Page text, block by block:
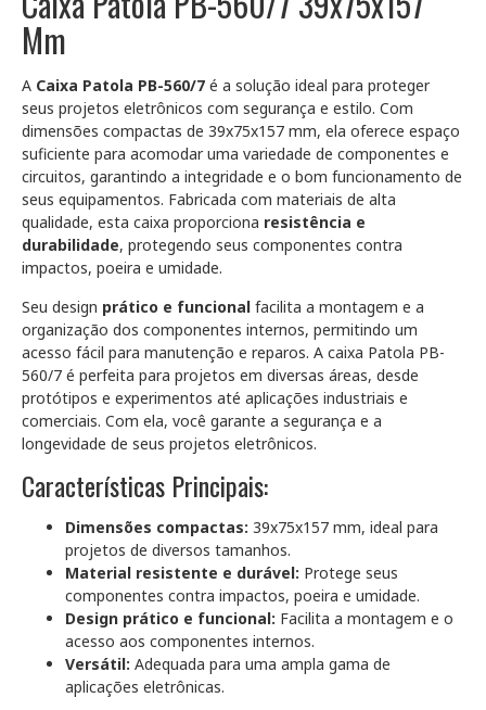
Mm
A Caixa Patola PB-560/7 é a solução ideal para proteger
seus projetos eletrônicos com segurança e estilo. Com
dimensões compactas de 39x75x157 mm, ela oferece espaço
suficiente para acomodar uma variedade de componentes e
circuitos, garantindo a integridade e o bom funcionamento de
seus equipamentos. Fabricada com materiais de alta
qualidade, esta caixa proporciona resistência e
durabilidade, protegendo seus componentes contra
impactos, poeira e umidade.
Seu design prático e funcional facilita a montagem e a
organização dos componentes internos, permitindo um
acesso fácil para manutenção e reparos. A caixa Patola PB-
560/7 é perfeita para projetos em diversas áreas, desde
protótipos e experimentos até aplicações industriais e
comerciais. Com ela, você garante a segurança e a
longevidade de seus projetos eletrônicos.
Características Principais:
Dimensões compactas: 39x75x157 mm, ideal para
projetos de diversos tamanhos.
Material resistente e durável: Protege seus
componentes contra impactos, poeira e umidade.
Design prático e funcional: Facilita a montagem e o
acesso aos componentes internos.
Versátil: Adequada para uma ampla gama de
aplicações eletrônicas.